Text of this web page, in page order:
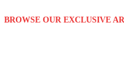
BROWSE OUR EXCLUSIVE